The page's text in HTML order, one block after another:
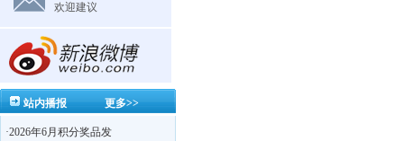
欢迎建议
更多>>
站内播报
·2026年6月积分奖品发